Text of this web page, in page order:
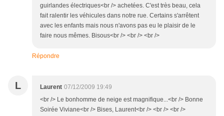
guirlandes électriques<br /> achetées. C'est très beau, cela
fait ralentir les véhicules dans notre rue. Certains s'arrêtent
avec les enfants mais nous n'avons pas eu le plaisir de le
faire nous mêmes. Bisous<br /> <br /> <br />
Répondre
L Laurent 07/12/2009 19:49
<br /> Le bonhomme de neige est magnifique...<br /> Bonne
Soirée Viviane<br /> Bises, Laurent<br /> <br /> <br />